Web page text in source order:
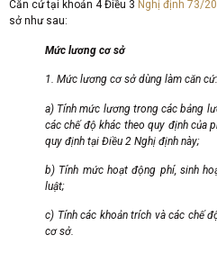
Căn cứ tại khoản 4 Điều 3 Nghị định 73/
sở như sau:
Mức lương cơ sở
1. Mức lương cơ sở dùng làm căn cứ:
a) Tính mức lương trong các bảng
các chế độ khác theo quy định của
quy định tại Điều 2 Nghị định này;
b) Tính mức hoạt động phí, sinh
luật;
c) Tính các khoản trích và các chế
cơ sở.